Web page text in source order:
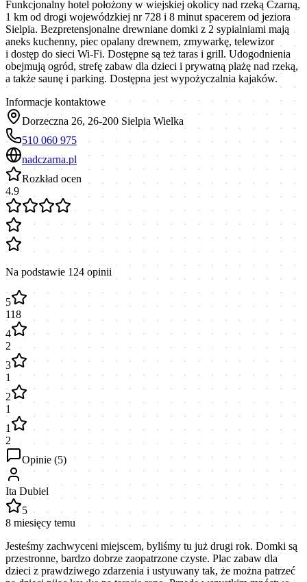
Funkcjonalny hotel położony w wiejskiej okolicy nad rzeką Czarną,
1 km od drogi wojewódzkiej nr 728 i 8 minut spacerem od jeziora
Sielpia. Bezpretensjonalne drewniane domki z 2 sypialniami mają
aneks kuchenny, piec opalany drewnem, zmywarkę, telewizor
i dostęp do sieci Wi-Fi. Dostępne są też taras i grill. Udogodnienia
obejmują ogród, strefę zabaw dla dzieci i prywatną plażę nad rzeką,
a także saunę i parking. Dostępna jest wypożyczalnia kajaków.
Informacje kontaktowe
Dorzeczna 26, 26-200 Sielpia Wielka
510 060 975
nadczarna.pl
Rozkład ocen
4.9
Na podstawie 124 opinii
5
118
4
2
3
1
2
1
1
2
Opinie (5)
Ita Dubiel
5
8 miesięcy temu
Jesteśmy zachwyceni miejscem, byliśmy tu już drugi rok. Domki są
przestronne, bardzo dobrze zaopatrzone czyste. Plac zabaw dla
dzieci z prawdziwego zdarzenia i ustyuwany tak, że można patrzeć